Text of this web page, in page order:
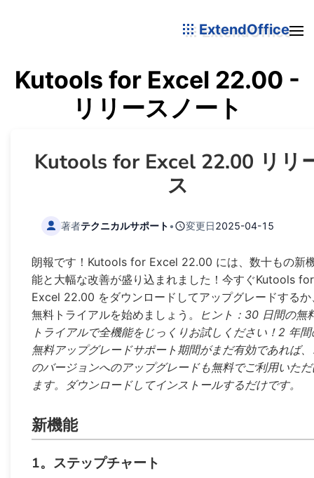
ExtendOffice
Kutools for Excel 22.00 -
リリースノート
Kutools for Excel 22.00 リリ
ス
著者テクニカルサポート• 変更日2025-04-15
朗報です！Kutools for Excel 22.00 には、数十もの新
能と大幅な改善が盛り込まれました！今すぐKutools for
Excel 22.00 をダウンロードしてアップグレードするか
無料トライアルを始めましょう。
ヒント：30 日間の無
トライアルで全機能をじっくりお試しください！2 年間
無料アップグレードサポート期間がまだ有効であれば
のバージョンへのアップグレードも無料でご利用いた
ます。ダウンロードしてインストールするだけです。
新機能
1。ステップチャート